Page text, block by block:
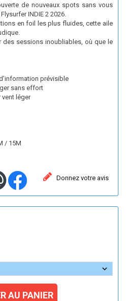
de nouveaux spots sans vous
INDIE 2 2026.
en foil les plus fluides, cette aile
des sessions inoubliables, où que le
prévisible
sans effort
vent léger
/ 15M
Donnez votre avis
AU PANIER